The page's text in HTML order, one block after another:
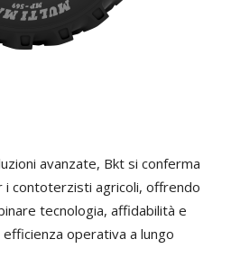
avanzate, Bkt si conferma
contoterzisti agricoli, offrendo
tecnologia, affidabilità e
operativa a lungo